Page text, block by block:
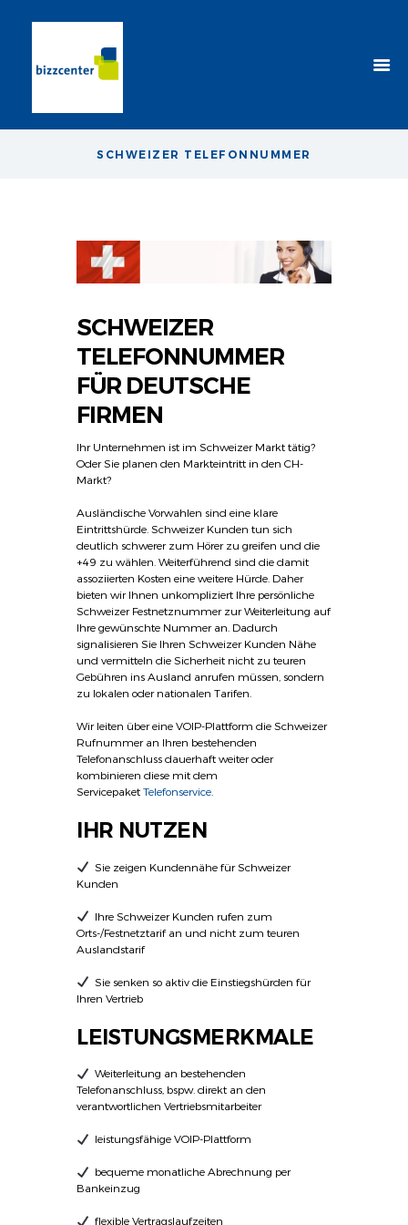
SCHWEIZER TELEFONNUMMER
SCHWEIZER
TELEFONNUMMER
FÜR DEUTSCHE
FIRMEN
Ihr Unternehmen ist im Schweizer Markt tätig?
Oder Sie planen den Markteintritt in den CH-
Markt?
Ausländische Vorwahlen sind eine klare
Eintrittshürde. Schweizer Kunden tun sich
deutlich schwerer zum Hörer zu greifen und die
+49 zu wählen. Weiterführend sind die damit
assoziierten Kosten eine weitere Hürde. Daher
bieten wir Ihnen unkompliziert Ihre persönliche
Schweizer Festnetznummer zur Weiterleitung auf
Ihre gewünschte Nummer an. Dadurch
signalisieren Sie Ihren Schweizer Kunden Nähe
und vermitteln die Sicherheit nicht zu teuren
Gebühren ins Ausland anrufen müssen, sondern
zu lokalen oder nationalen Tarifen.
Wir leiten über eine VOIP-Plattform die Schweizer
Rufnummer an Ihren bestehenden
Telefonanschluss dauerhaft weiter oder
kombinieren diese mit dem
Servicepaket Telefonservice
IHR NUTZEN
Sie zeigen Kundennähe für Schweizer
Kunden
Ihre Schweizer Kunden rufen zum
Orts-/Festnetztarif an und nicht zum teuren
Auslandstarif
Sie senken so aktiv die Einstiegshürden für
Ihren Vertrieb
LEISTUNGSMERKMALE
Weiterleitung an bestehenden
Telefonanschluss, bspw. direkt an den
verantwortlichen Vertriebsmitarbeiter
leistungsfähige VOIP-Plattform
bequeme monatliche Abrechnung per
Bankeinzug
flexible Vertragslaufzeiten